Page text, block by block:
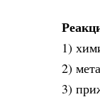
1)
2)
3)